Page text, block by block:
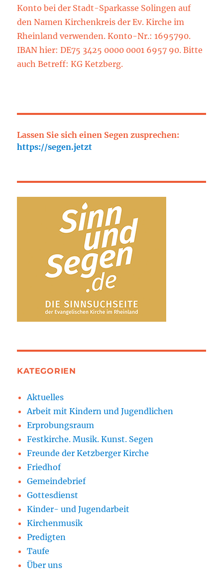
Konto bei der Stadt-Sparkasse Solingen auf
den Namen Kirchenkreis der Ev. Kirche im
Rheinland verwenden. Konto-Nr.: 1695790.
IBAN hier: DE75 3425 0000 0001 6957 90. Bitte
auch Betreff: KG Ketzberg.
Lassen Sie sich einen Segen zusprechen:
https://segen.jetzt
KATEGORIEN
Aktuelles
Arbeit mit Kindern und Jugendlichen
Erprobungsraum
Festkirche. Musik. Kunst. Segen
Freunde der Ketzberger Kirche
Friedhof
Gemeindebrief
Gottesdienst
Kinder- und Jugendarbeit
Kirchenmusik
Predigten
Taufe
Über uns